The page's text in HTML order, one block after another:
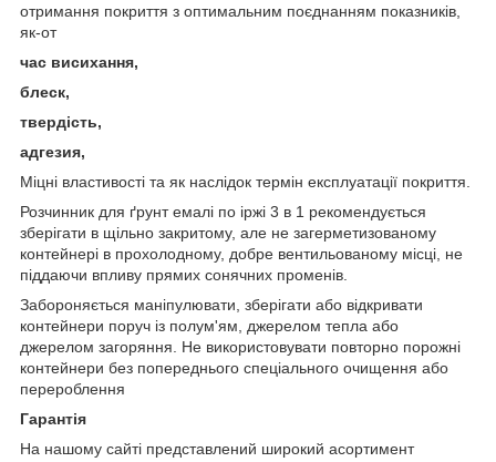
отримання покриття з оптимальним поєднанням показників,
як-от
час висихання,
блеск,
твердість,
адгезия,
Міцні властивості та як наслідок термін експлуатації покриття.
Розчинник для ґрунт емалі по іржі 3 в 1 рекомендується
зберігати в щільно закритому, але не загерметизованому
контейнері в прохолодному, добре вентильованому місці, не
піддаючи впливу прямих сонячних променів.
Забороняється маніпулювати, зберігати або відкривати
контейнери поруч із полум'ям, джерелом тепла або
джерелом загоряння. Не використовувати повторно порожні
контейнери без попереднього спеціального очищення або
перероблення
Гарантія
На нашому сайті представлений широкий асортимент